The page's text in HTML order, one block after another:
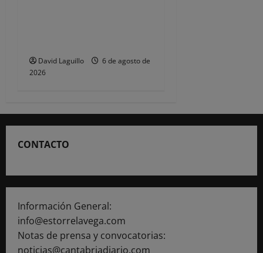
David Laguillo
6 de agosto de
2026
CONTACTO
Información General:
info@estorrelavega.com
Notas de prensa y convocatorias:
noticias@cantabriadiario.com